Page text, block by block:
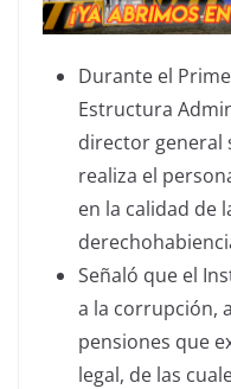
Durante el
Estructura
director general
realiza el
en la calidad de
Señaló que el
a la corrupción,
pensiones que
legal, de las